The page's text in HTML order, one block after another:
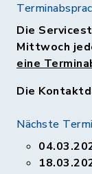
Die
Mittwoch
eine
Die
Nächste